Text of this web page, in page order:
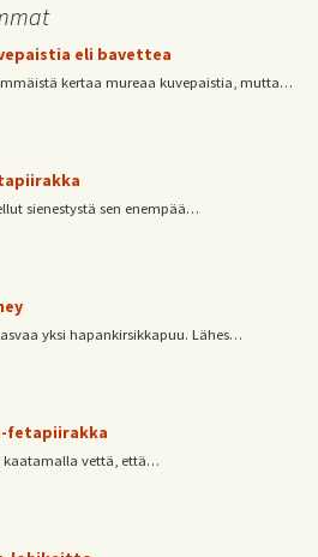
eli bavettea
kertaa mureaa kuvepaistia, mutta…
sienestystä sen enempää…
yksi hapankirsikkapuu. Lähes…
fetapiirakka
kaatamalla vettä, että…